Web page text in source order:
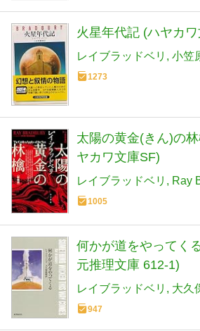
火星年代記 (ハヤカ
レイブラッドベリ 小笠
1273
太陽の黄金(きん)の
ヤカワ文庫SF)
レイブラッドベリ Ray
1005
何かが道をやってく
元推理文庫 612-1)
レイブラッドベリ 大久
947